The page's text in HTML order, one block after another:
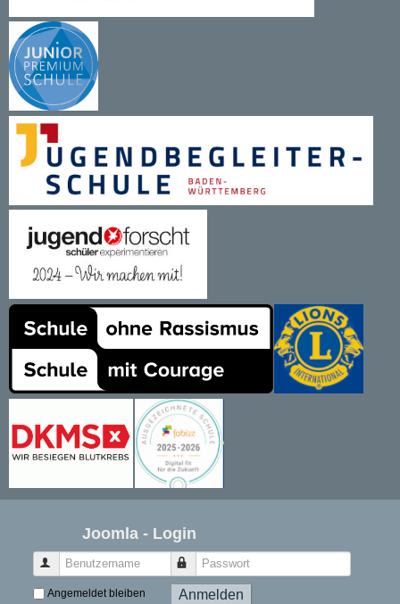
Joomla - Login
Benutzername Passwort
Angemeldet bleiben Anmelden